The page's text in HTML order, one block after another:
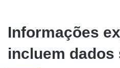
Informações
incluem dados